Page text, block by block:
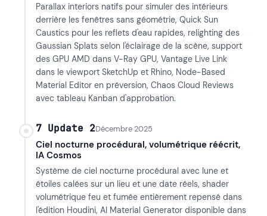
Parallax interiors natifs pour simuler des intérieurs
derrière les fenêtres sans géométrie, Quick Sun
Caustics pour les reflets d'eau rapides, relighting des
Gaussian Splats selon l'éclairage de la scène, support
des GPU AMD dans V-Ray GPU, Vantage Live Link
dans le viewport SketchUp et Rhino, Node-Based
Material Editor en préversion, Chaos Cloud Reviews
avec tableau Kanban d'approbation.
7 Update 2Décembre 2025
Ciel nocturne procédural, volumétrique réécrit,
IA Cosmos
Système de ciel nocturne procédural avec lune et
étoiles calées sur un lieu et une date réels, shader
volumétrique feu et fumée entièrement repensé dans
l'édition Houdini, AI Material Generator disponible dans